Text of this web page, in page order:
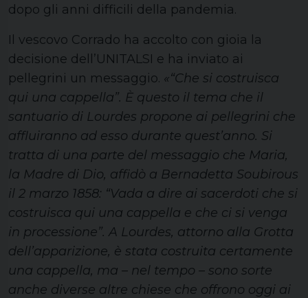
dopo gli anni difficili della pandemia.
Il vescovo Corrado ha accolto con gioia la
decisione dell’UNITALSI e ha inviato ai
pellegrini un messaggio. «“Che si costruisca
qui una cappella”. È questo il tema che il
santuario di Lourdes propone ai pellegrini che
affluiranno ad esso durante quest’anno. Si
tratta di una parte del messaggio che Maria,
la Madre di Dio, affidò a Bernadetta Soubirous
il 2 marzo 1858: “Vada a dire ai sacerdoti che si
costruisca qui una cappella e che ci si venga
in processione”. A Lourdes, attorno alla Grotta
dell’apparizione, è stata costruita certamente
una cappella, ma – nel tempo – sono sorte
anche diverse altre chiese che offrono oggi ai